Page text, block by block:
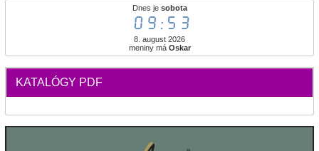
Dnes je sobota
09:53
8. august 2026
meniny má Oskar
KATALÓGY PDF